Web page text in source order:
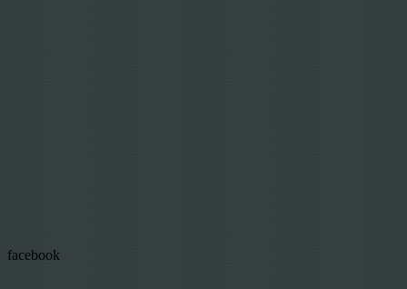
facebook